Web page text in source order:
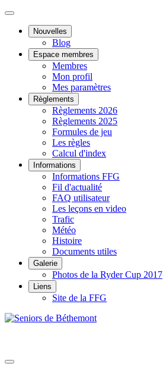
Nouvelles
Blog
Espace membres
Membres
Mon profil
Mes paramètres
Règlements
Règlements 2026
Règlements 2025
Formules de jeu
Les règles
Calcul d'index
Informations
Informations FFG
Fil d'actualité
FAQ utilisateur
Les leçons en video
Trafic
Météo
Histoire
Documents utiles
Galerie
Photos de la Ryder Cup 2017
Liens
Site de la FFG